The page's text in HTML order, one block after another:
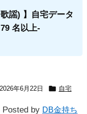
歌謡) 】自宅データ
名以上-
2026年6月22日  自宅
Posted by DB金持ち